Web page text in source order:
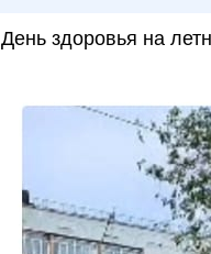
День здоровья на